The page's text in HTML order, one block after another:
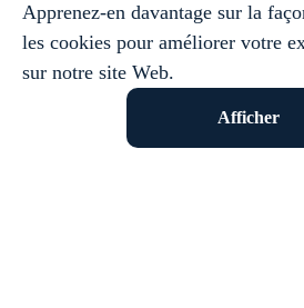
Apprenez-en davantage sur la
les cookies pour améliorer votre
sur notre site Web.
Afficher